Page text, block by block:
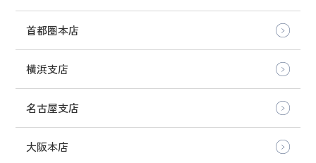
首都圏本店
横浜支店
名古屋支店
大阪本店